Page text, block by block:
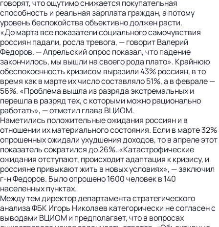
говорят, что ощутимо снижается покупательная
способность и реальная зарплата граждан, а потому
уровень беспокойства объективно должен расти.
«До марта все показатели социального самочувствия
россиян падали, росла тревога, — говорит Валерий
Федоров. — Апрельский опрос показал, что падение
закончилось, мы вышли на своего рода плато». Крайнюю
обеспокоенность кризисом выразили 43% россиян, в то
время как в марте их число составляло 51%, а в феврале —
56%. «Проблема вышла из разряда экстремальных и
перешла в разряд тех, с которыми можно рационально
работать», — отметил глава ВЦИОМ.
Наметились положительные ожидания россиян и в
отношении их материального состояния. Если в марте 32%
опрошенных ожидали ухудшения доходов, то в апреле этот
показатель сократился до 26%. «Катастрофические
ожидания отступают, происходит адаптация к кризису, и
россияне привыкают жить в новых условиях», — заключил
г-н Федоров. Было опрошено 1600 человек в 140
населенных пунктах.
Между тем директор департамента стратегического
анализа ФБК Игорь Николаев категорически не согласен с
выводами ВЦИОМ и предполагает, что в вопросах